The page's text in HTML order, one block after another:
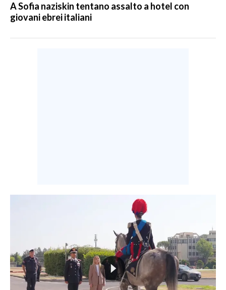
A Sofia naziskin tentano assalto a hotel con
giovani ebrei italiani